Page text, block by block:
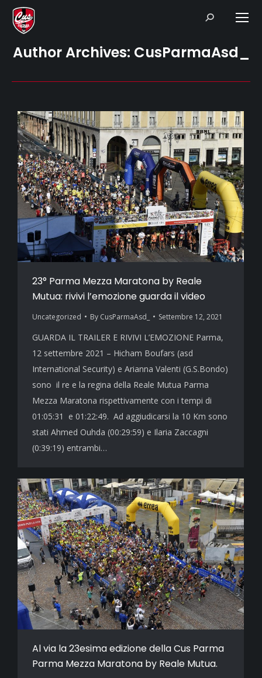
Search:
Author Archives: CusParmaAsd_
23° Parma Mezza Maratona by Reale
Mutua: rivivi l’emozione guarda il video
Uncategorized By CusParmaAsd_ Settembre 12, 2021
GUARDA IL TRAILER E RIVIVI L’EMOZIONE Parma,
12 settembre 2021 – Hicham Boufars (asd
International Security) e Arianna Valenti (G.S.Bondo)
sono il re e la regina della Reale Mutua Parma
Mezza Maratona rispettivamente con i tempi di
01:05:31 e 01:22:49. Ad aggiudicarsi la 10 Km sono
stati Ahmed Ouhda (00:29:59) e Ilaria Zaccagni
(0:39:19) entrambi…
Al via la 23esima edizione della Cus Parma
Parma Mezza Maratona by Reale Mutua.